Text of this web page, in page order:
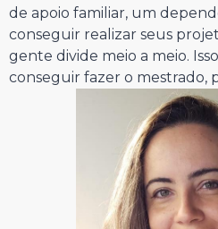
de apoio familiar, um
conseguir realizar seus
gente divide meio a meio.
conseguir fazer o mestrado,